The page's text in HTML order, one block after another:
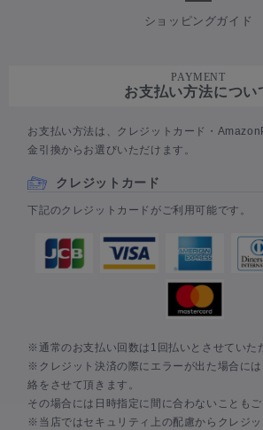
ショッピングガイド
PAYMENT
お支払い方法につい
お支払い方法は、クレジットカード・
金引換からお選びいただけます。
クレジットカード
下記のクレジットカードがご利用可能です。
※通常のお支払い回数は1回払いとさせていた
※クレジット決済の際にエラーが出た場合に
絡をさせて頂きます。
その場合には日時指定に間に合わないこともご
※当店ではセキュリティ上の配慮からクレジ